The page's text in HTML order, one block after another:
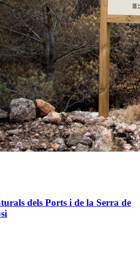
dels Ports i de la Serra de